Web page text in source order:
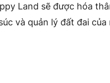
Land sẽ được hóa
và quản lý đất đai của